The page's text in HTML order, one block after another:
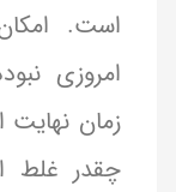
است.
امروزی
زمان نهایت
چقدر غلط